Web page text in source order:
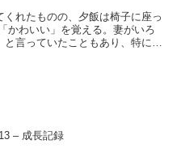
れたものの、夕飯は椅子に座っ
かわいい」を覚える。妻がいろ
言っていたこともあり、特に花
– 成長記録